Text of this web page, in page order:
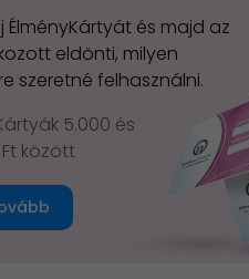
ÉlményKártyát és majd az
eldönti, milyen
szeretné felhasználni.
5.000 és
között